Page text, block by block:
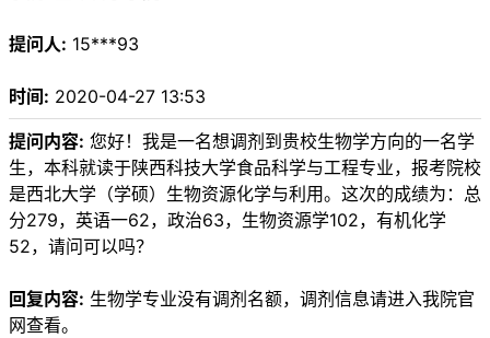
提问人: 15***93
时间: 2020-04-27 13:53
提问内容: 您好！我是一名想调剂到贵校生物学方向的一名学
生，本科就读于陕西科技大学食品科学与工程专业，报考院校
是西北大学（学硕）生物资源化学与利用。这次的成绩为：总
分279，英语一62，政治63，生物资源学102，有机化学
52，请问可以吗？
回复内容: 生物学专业没有调剂名额，调剂信息请进入我院官
网查看。